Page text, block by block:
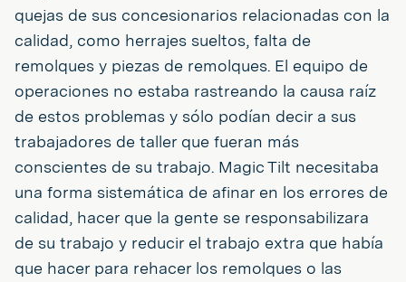
quejas de sus concesionarios relacionadas con la
calidad, como herrajes sueltos, falta de
remolques y piezas de remolques. El equipo de
operaciones no estaba rastreando la causa raíz
de estos problemas y sólo podían decir a sus
trabajadores de taller que fueran más
conscientes de su trabajo. Magic Tilt necesitaba
una forma sistemática de afinar en los errores de
calidad, hacer que la gente se responsabilizara
de su trabajo y reducir el trabajo extra que había
que hacer para rehacer los remolques o las